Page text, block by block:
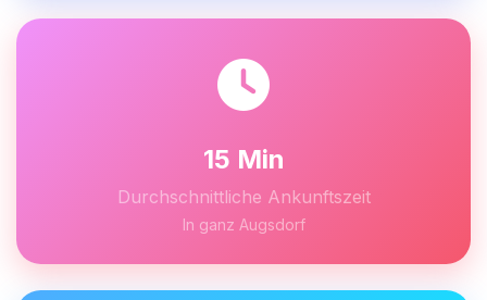
15 Min
Durchschnittliche Ankunftszeit
In ganz Augsdorf